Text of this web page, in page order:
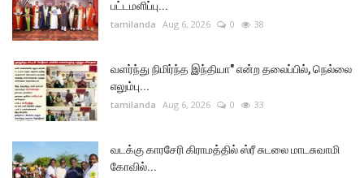
பட்டமளிப்பு...
tamilanda Aug 6, 2026 0 38
வளர்ந்து நிமிர்ந்த இந்தியா" என்ற தலைப்பில், நெல்லை
எலும்பு...
tamilanda Aug 6, 2026 0 33
வடக்கு காரசேரி கிராமத்தில் ஸ்ரீ சுடலை மாடசுவாமி
கோவில்...